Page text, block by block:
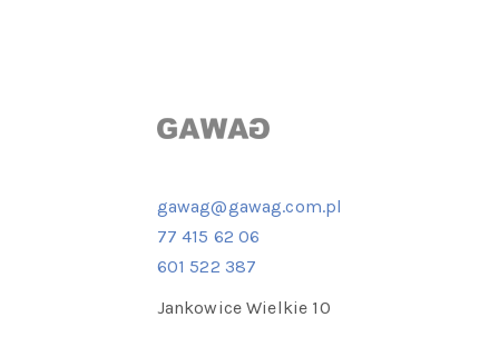
gawag@gawag.com.pl
77 415 62 06
601 522 387
Jankowice Wielkie 10